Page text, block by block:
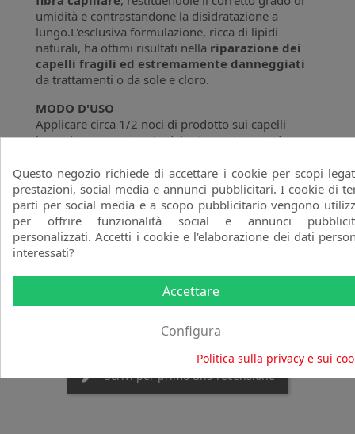
umidità e contrastandone la disidratazione a
lungo.L'esclusiva formulazione, ricca di lipidi
naturali, ha ottimi risultati nella riparazione dei
capelli fragili ed estremamente danneggiati
da trattamenti o da sole e cloro.
MODO D'USO
Applicare circa 1/2 noci di prodotto sui capelli
bagnati, massaggiando delicatamente, quindi
Consigliamo di completare il trattamento con
l'applicazione della Maschera Riequilibrante
all'Olio di Macadamia
Pop Italy e in seguito dei
Cristalli Liquidi Riequilibranti con Olio di
Macadamia
Commenti (0)
Scrivi per primo una recensione
Questo negozio richiede di accettare i cookie per scopi
prestazioni, social media e annunci pubblicitari. I cookie di
parti per social media e a scopo pubblicitario vengono
per offrire funzionalità social e annunci
personalizzati. Accetti i cookie e l'elaborazione dei dati
interessati?
Accettare
Configura
Politica sulla privacy e sui